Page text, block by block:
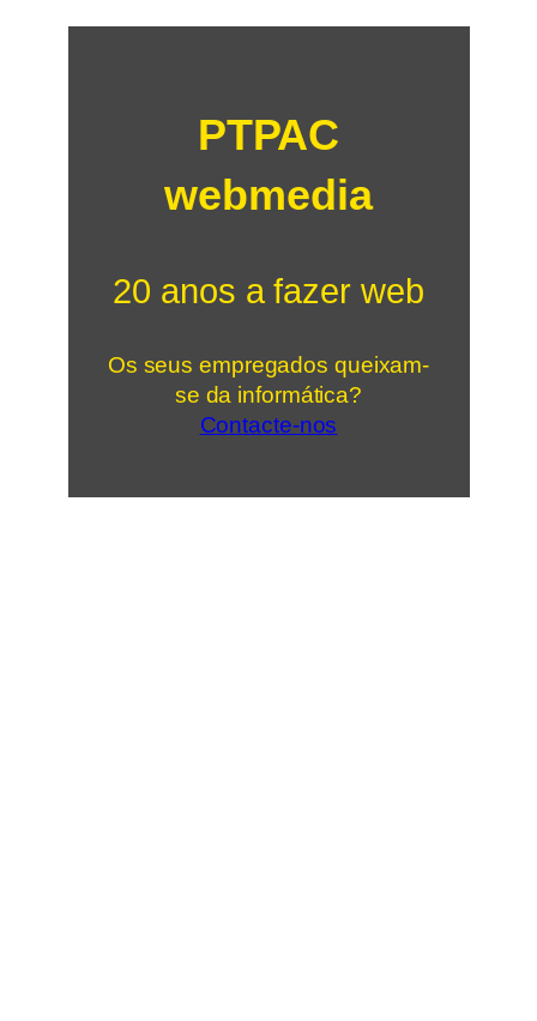
PTPAC
webmedia
20 anos a fazer web
Os seus empregados queixam-
se da informática?
Contacte-nos